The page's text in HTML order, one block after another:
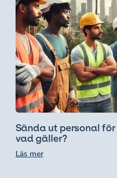
Sända ut personal
vad gäller?
Läs mer